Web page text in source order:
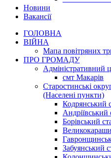
Новини
Вакансії
ГОЛОВНА
ВІЙНА
Мапа повітряних
ПРО ГРОМАДУ
Aдміністративний
смт Макарів
Старостинські
(Населені пункти)
Кодрянський
Андріївський
Борівський
Забуянський